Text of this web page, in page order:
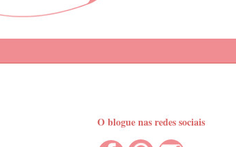
O blogue nas redes sociais